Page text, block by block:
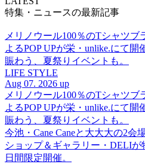
特集・ニュースの最新記事
メリノウール100％のTシャツブ
よるPOP UPが栄・unlike.にて
賑わう、夏祭りイベントも。
LIFE STYLE
Aug 07. 2026 up
メリノウール100％のTシャツブ
よるPOP UPが栄・unlike.にて
賑わう、夏祭りイベントも。
今池・Cane Caneと大大大の2会
ショップ＆ギャラリー・DELIが
日間限定開催。